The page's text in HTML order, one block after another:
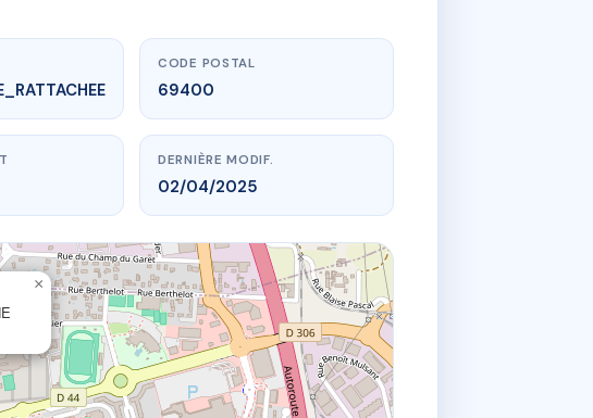
CODE POSTAL
69400
DERNIÈRE MODIF.
02/04/2025
×